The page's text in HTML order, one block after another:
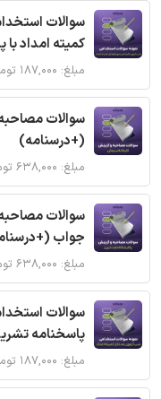
سوالات
کمیته امداد
مبلغ: ۱۸۷,۰۰۰ تومان
سوالات
(+درسنامه)
مبلغ: ۶۳۸,۰۰۰ تومان
سوالات
جواب
مبلغ: ۶۳۸,۰۰۰ تومان
سوالات
پاسخنامه
مبلغ: ۱۸۷,۰۰۰ تومان